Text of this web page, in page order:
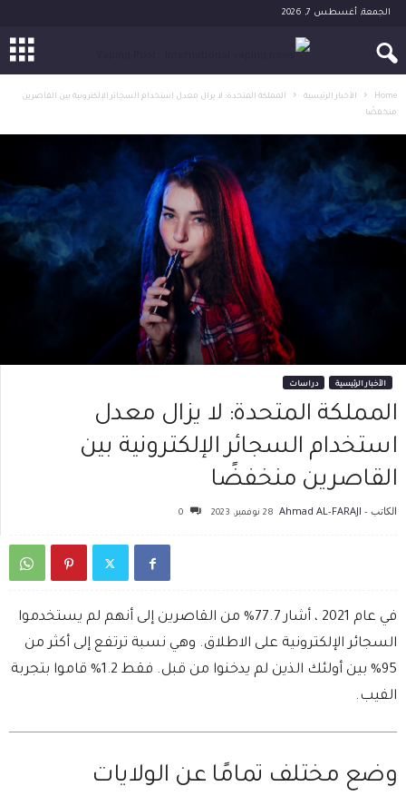
الجمعة, أغسطس 7, 2026
Home الأخبار الرئيسية
المملكة المتحدة: لا يزال معدل استخدام السجائر الإلكترونية بين القاصرين
منخفضًا
الأخبار الرئيسية دراسات
المملكة المتحدة: لا يزال معدل
استخدام السجائر الإلكترونية بين
القاصرين منخفضًا
الكاتب - Ahmad AL-FARAJI 28 نوفمبر، 2023 0
في عام 2021 ، أشار 77.7% من القاصرين إلى أنهم لم يستخدموا
السجائر الإلكترونية على الاطلاق. وهي نسبة ترتفع إلى أكثر من
95% بين أولئك الذين لم يدخنوا من قبل. فقط 1.2% قاموا بتجربة
الفيب.
وضع مختلف تمامًا عن الولايات